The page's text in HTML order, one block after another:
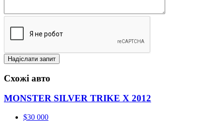
Схожі авто
MONSTER SILVER TRIKE X 2012
$30 000